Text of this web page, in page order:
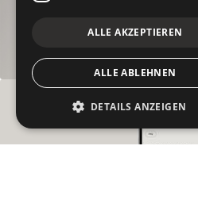
ALLE AKZEPTIEREN
ALLE ABLEHNEN
DETAILS ANZEIGEN